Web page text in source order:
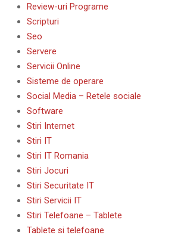
Review-uri Programe
Scripturi
Seo
Servere
Servicii Online
Sisteme de operare
Social Media – Retele sociale
Software
Stiri Internet
Stiri IT
Stiri IT Romania
Stiri Jocuri
Stiri Securitate IT
Stiri Servicii IT
Stiri Telefoane – Tablete
Tablete si telefoane